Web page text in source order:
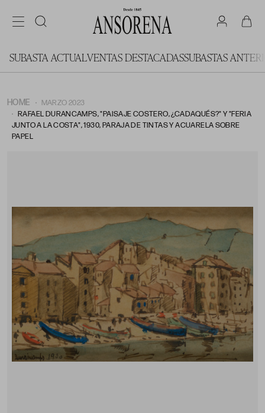
SUBASTA ACTUALVENTAS DESTACADASSUBASTAS
HOME
MARZO 2023
RAFAEL DURANCAMPS, "PAISAJE COSTERO, ¿CADAQUÉS?" Y "FERIA
JUNTO A LA COSTA", 1930, PARAJA DE TINTAS Y ACUARELA SOBRE
PAPEL